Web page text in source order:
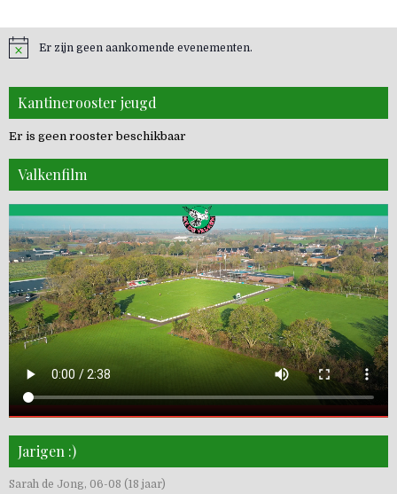
Er zijn geen aankomende evenementen.
Kantinerooster jeugd
Er is geen rooster beschikbaar
Valkenfilm
Jarigen :)
Sarah de Jong, 06-08 (18 jaar)